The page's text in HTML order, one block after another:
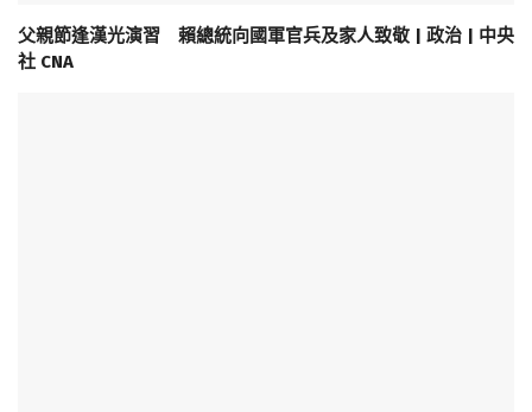
父親節逢漢光演習 賴總統向國軍官兵及家人致敬 | 政治 | 中央
社 CNA